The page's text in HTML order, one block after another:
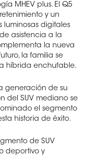
MHEV plus. El Q5
y un
digitales
asistencia a la
la nueva
la familia se
híbrida enchufable.
generación de su
del SUV mediano se
el segmento
historia de éxito.
de SUV
deportivo y